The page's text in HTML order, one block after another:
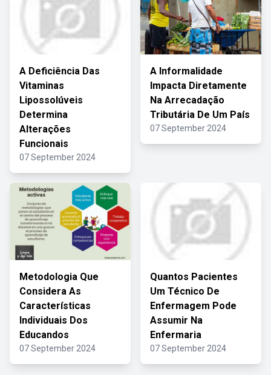
A Deficiência Das
Vitaminas
Lipossolúveis
Determina
Alterações
Funcionais
07 September 2024
A Informalidade
Impacta Diretamente
Na Arrecadação
Tributária De Um País
07 September 2024
Metodologia Que
Considera As
Características
Individuais Dos
Educandos
07 September 2024
Quantos Pacientes
Um Técnico De
Enfermagem Pode
Assumir Na
Enfermaria
07 September 2024